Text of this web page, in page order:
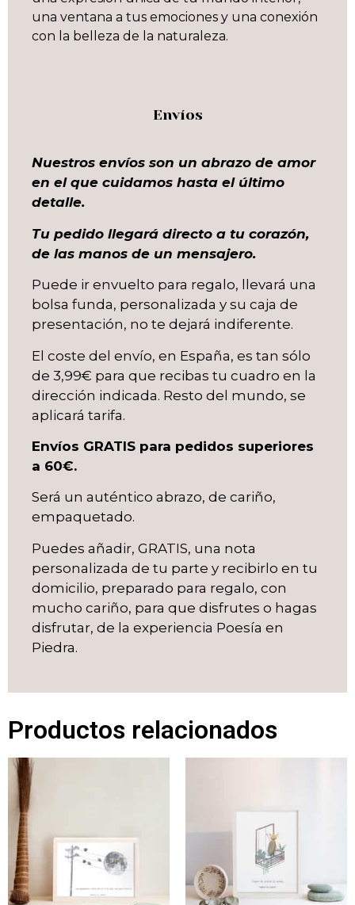
una ventana a tus emociones y una conexión
con la belleza de la naturaleza.
Envíos
Nuestros envíos son un abrazo de amor
en el que cuidamos hasta el último
detalle.
Tu pedido llegará directo a tu corazón,
de las manos de un mensajero.
Puede ir envuelto para regalo, llevará una
bolsa funda, personalizada y su caja de
presentación, no te dejará indiferente.
El coste del envío, en España, es tan sólo
de 3,99€ para que recibas tu cuadro en la
dirección indicada. Resto del mundo, se
aplicará tarifa.
Envíos GRATIS para pedidos superiores
a 60€.
Será un auténtico abrazo, de cariño,
empaquetado.
Puedes añadir, GRATIS, una nota
personalizada de tu parte y recibirlo en tu
domicilio, preparado para regalo, con
mucho cariño, para que disfrutes o hagas
disfrutar, de la experiencia Poesía en
Piedra.
Productos relacionados